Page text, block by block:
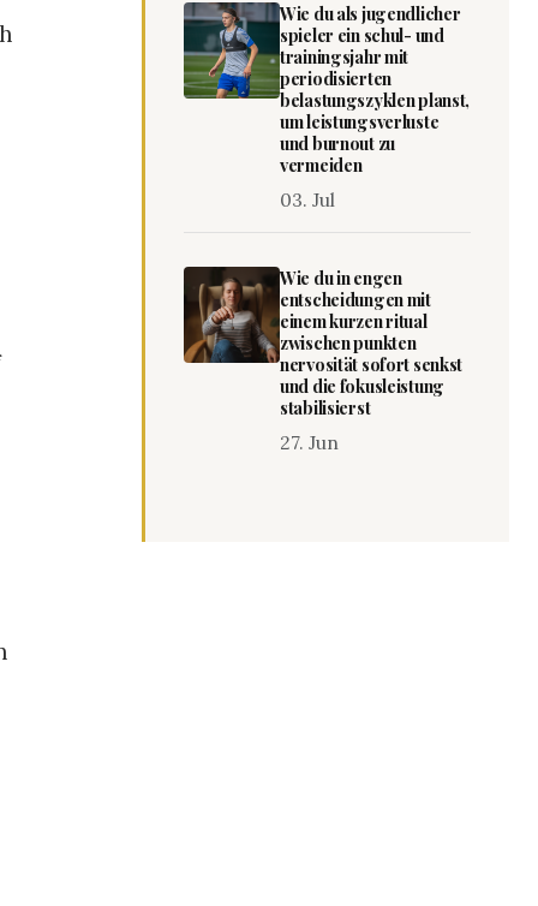
Wie du als jugendlicher
spieler ein schul- und
trainingsjahr mit
periodisierten
belastungszyklen planst,
um leistungsverluste
und burnout zu
vermeiden
03. Jul
Wie du in engen
entscheidungen mit
einem kurzen ritual
zwischen punkten
nervosität sofort senkst
und die fokusleistung
stabilisierst
27. Jun